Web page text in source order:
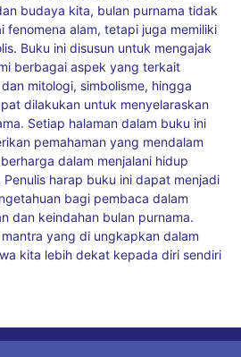
budaya kita, bulan purnama tidak
fenomena alam, tetapi juga memiliki
Buku ini disusun untuk mengajak
berbagai aspek yang terkait
mitologi, simbolisme, hingga
dilakukan untuk menyelaraskan
Setiap halaman dalam buku ini
pemahaman yang mendalam
dalam menjalani hidup
harap buku ini dapat menjadi
bagi pembaca dalam
dan keindahan bulan purnama.
yang di ungkapkan dalam
kita lebih dekat kepada diri sendiri